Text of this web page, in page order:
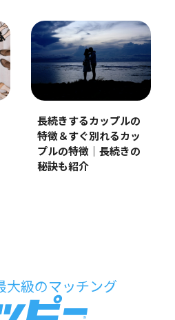
長続きするカップルの
特徴＆すぐ別れるカッ
プルの特徴｜長続きの
秘訣も紹介